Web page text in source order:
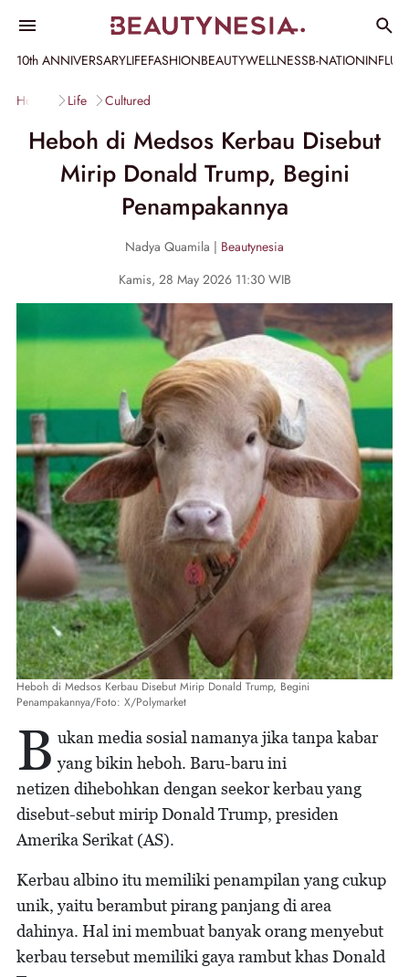
10th ANNIVERSARYLIFEFASHIONBEAUTYWELLNESSB-NATION
Home Life Cultured
Heboh di Medsos Kerbau Disebut
Mirip Donald Trump, Begini
Penampakannya
Nadya Quamila | Beautynesia
Kamis, 28 May 2026 11:30 WIB
Heboh di Medsos Kerbau Disebut Mirip Donald Trump, Begini
Penampakannya/Foto: X/Polymarket
B ukan media sosial namanya jika tanpa kabar
yang bikin heboh. Baru-baru ini
netizen dihebohkan dengan seekor kerbau yang
disebut-sebut mirip Donald Trump, presiden
Amerika Serikat (AS).
Kerbau albino itu memiliki penampilan yang cukup
unik, yaitu berambut pirang panjang di area
dahinya. Hal ini membuat banyak orang menyebut
kerbau tersebut memiliki gaya rambut khas Donald